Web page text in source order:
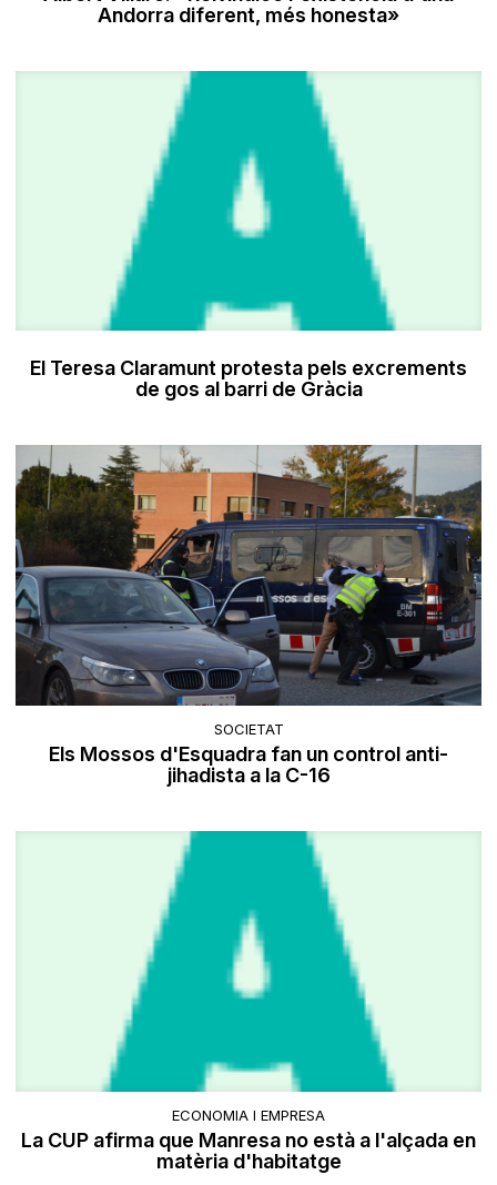
Andorra diferent, més honesta»
El Teresa Claramunt protesta pels excrements
de gos al barri de Gràcia
SOCIETAT
Els Mossos d'Esquadra fan un control anti-
jihadista a la C-16
ECONOMIA I EMPRESA
La CUP afirma que Manresa no està a l'alçada en
matèria d'habitatge